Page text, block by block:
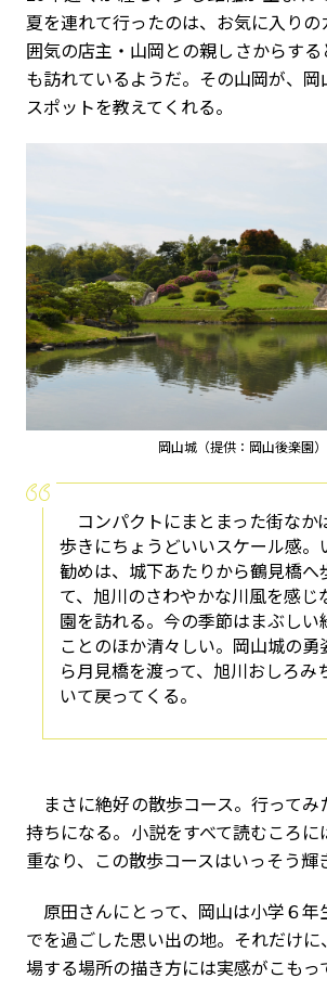
夏を連れて行ったのは、お気に入り
囲気の店主・山岡との親しさからす
も訪れているようだ。その山岡が、岡
スポットを教えてくれる。
岡山城（提供：岡山後楽園）
コンパクトにまとまった街なか
歩きにちょうどいいスケール感。
勧めは、城下あたりから鶴見橋へ
て、旭川のさわやかな川風を感じ
園を訪れる。今の季節はまぶしい
ことのほか清々しい。岡山城の勇
ら月見橋を渡って、旭川おしろみ
いて戻ってくる。
まさに絶好の散歩コース。行って
持ちになる。小説をすべて読むころ
重なり、この散歩コースはいっそう輝
原田さんにとって、岡山は小学６年
でを過ごした思い出の地。それだけ
場する場所の描き方には実感がこもっ